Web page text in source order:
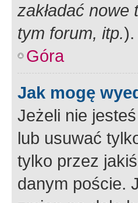
zakładać
tym forum, itp.).
Góra
Jak mogę
Jeżeli nie
lub usuwać
tylko przez
danym poście.